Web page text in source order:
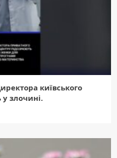
київського
злочині.